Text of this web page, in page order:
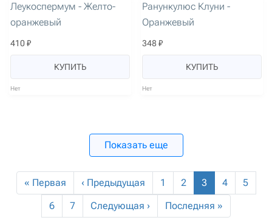
Леукоспермум - Желто-
оранжевый
410 ₽
КУПИТЬ
Нет
Ранункулюс Клуни -
Оранжевый
348 ₽
КУПИТЬ
Нет
Показать еще
« Первая ‹ Предыдущая 1 2 3 4
5
6
7 Следующая › Последняя »